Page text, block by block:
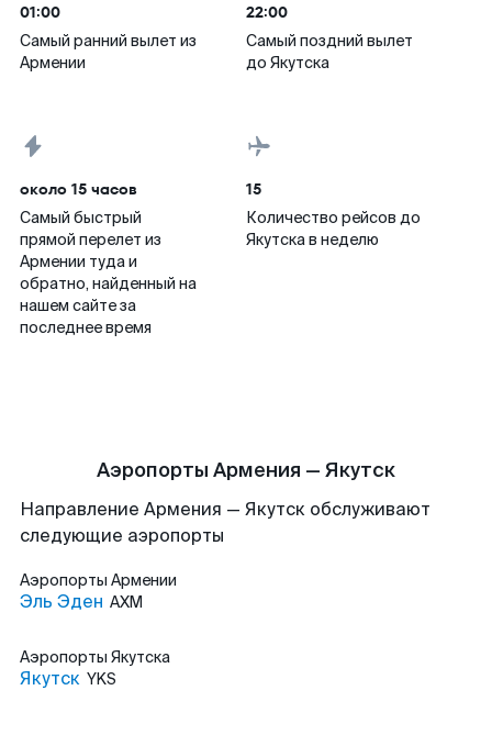
01:00
Самый ранний вылет из
Армении
22:00
Самый поздний вылет
до Якутска
около 15 часов
Самый быстрый
прямой перелет из
Армении туда и
обратно, найденный на
нашем сайте за
последнее время
15
Количество рейсов до
Якутска в неделю
Аэропорты Армения — Якутск
Направление Армения — Якутск обслуживают
следующие аэропорты
Аэропорты Армении
Эль Эден AXM
Аэропорты Якутска
Якутск YKS